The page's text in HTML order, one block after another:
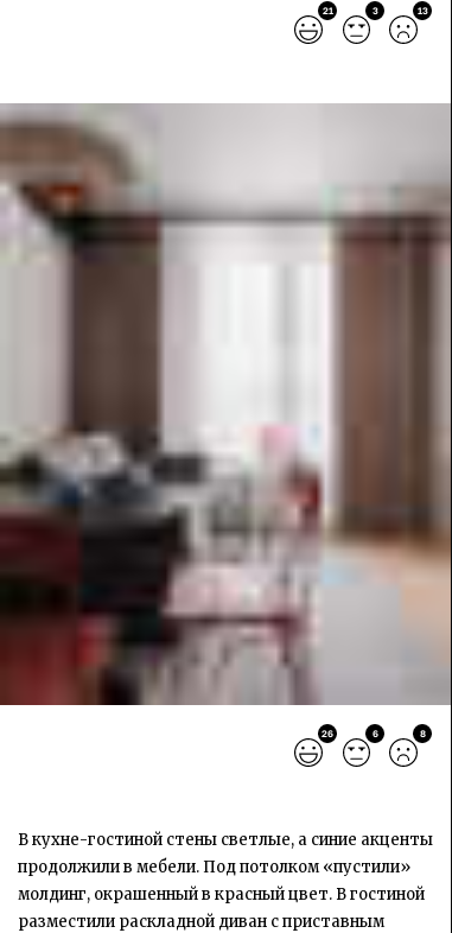
21 3 13
26 6 8
В кухне-гостиной стены светлые, а синие акценты
продолжили в мебели. Под потолком «пустили»
молдинг, окрашенный в красный цвет. В гостиной
разместили раскладной диван с приставным